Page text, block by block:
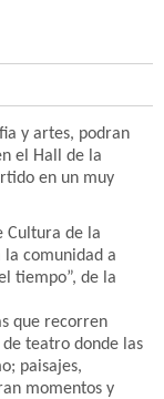
y artes, podran
el Hall de la
en un muy
Cultura de la
la comunidad a
tiempo”, de la
que recorren
teatro donde las
paisajes,
momentos y